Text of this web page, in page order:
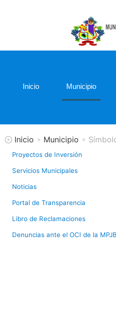
Inicio Municipio
Inicio Municipio
Proyectos de Inversión
Servicios Municipales
Noticias
Portal de Transparencia
Libro de Reclamaciones
Denuncias ante el OCI de la MPJB